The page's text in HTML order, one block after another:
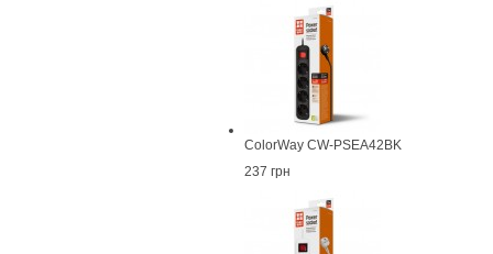
ColorWay CW-PSEA42BK
237 грн